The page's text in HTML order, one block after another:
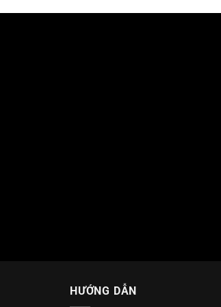
HƯỚNG DẪN